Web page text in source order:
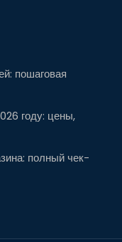
пошаговая
году: цены,
полный чек-